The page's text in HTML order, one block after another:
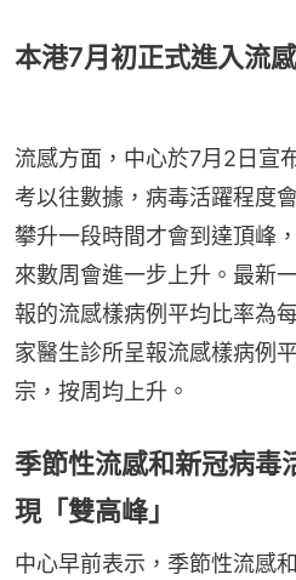
本港7月初正式進入流
流感方面，中心於7月2日宣
考以往數據，病毒活躍程度
攀升一段時間才會到達頂峰
來數周會進一步上升。最新
報的流感樣病例平均比率為
家醫生診所呈報流感樣病例
宗，按周均上升。
季節性流感和新冠病
現「雙高峰」
中心早前表示，季節性流感